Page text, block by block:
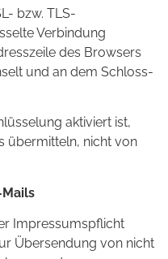
bzw. TLS-
Verbindung
des Browsers
und an dem Schloss-
aktiviert ist,
übermitteln, nicht von
Impressumspflicht
Übersendung von nicht